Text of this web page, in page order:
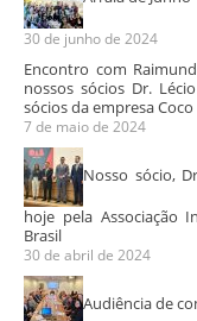
30 de junho de 2024
Encontro com
nossos sócios Dr.
sócios da empresa
7 de maio de 2024
Nosso sócio,
hoje pela Associação
Brasil
30 de abril de 2024
Audiência de